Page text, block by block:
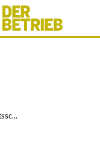
EU verbessert Gesundheitsschutz am Arbeitsplatz